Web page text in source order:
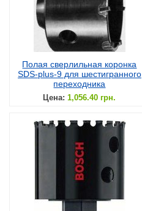
Полая сверлильная коронка
SDS-plus-9 для шестигранного
переходника
Цена: 1,056.40 грн.